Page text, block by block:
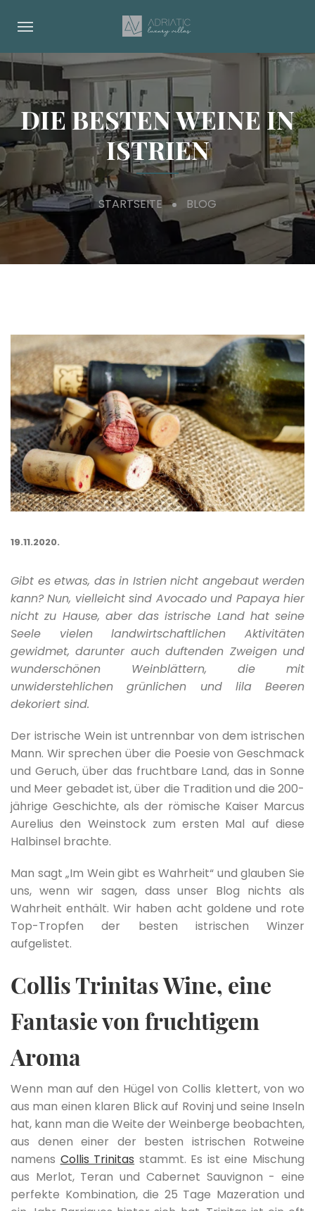
DIE BESTEN WEINE IN
ISTRIEN
STARTSEITE BLOG
19.11.2020.
Gibt es etwas, das in Istrien nicht angebaut werden
kann? Nun, vielleicht sind Avocado und Papaya hier
nicht zu Hause, aber das istrische Land hat seine
Seele vielen landwirtschaftlichen Aktivitäten
gewidmet, darunter auch duftenden Zweigen und
wunderschönen Weinblättern, die mit
unwiderstehlichen grünlichen und lila Beeren
dekoriert sind.
Der istrische Wein ist untrennbar von dem istrischen
Mann. Wir sprechen über die Poesie von Geschmack
und Geruch, über das fruchtbare Land, das in Sonne
und Meer gebadet ist, über die Tradition und die 200-
jährige Geschichte, als der römische Kaiser Marcus
Aurelius den Weinstock zum ersten Mal auf diese
Halbinsel brachte.
Man sagt „Im Wein gibt es Wahrheit“ und glauben Sie
uns, wenn wir sagen, dass unser Blog nichts als
Wahrheit enthält. Wir haben acht goldene und rote
Top-Tropfen der besten istrischen Winzer
aufgelistet.
Collis Trinitas Wine, eine
Fantasie von fruchtigem
Aroma
Wenn man auf den Hügel von Collis klettert, von wo
aus man einen klaren Blick auf Rovinj und seine Inseln
hat, kann man die Weite der Weinberge beobachten,
aus denen einer der besten istrischen Rotweine
namens Collis Trinitas stammt. Es ist eine Mischung
aus Merlot, Teran und Cabernet Sauvignon - eine
perfekte Kombination, die 25 Tage Mazeration und